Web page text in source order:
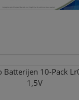
Batterijen 10-Pack
1,5V